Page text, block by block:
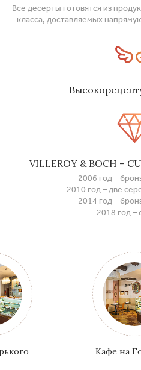
Все десерты готовятся из
класса, доставляемых
VILLEROY & BOCH –
2006 год –
2010 год – две
2014 год –
2018 год –
Кафе на